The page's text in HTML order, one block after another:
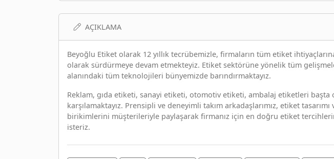
AÇIKLAMA
Beyoğlu Etiket olarak 12 yıllık tecrübemizle, firmaların tüm etiket
olarak sürdürmeye devam etmekteyiz. Etiket sektörüne yönelik tüm
alanındaki tüm teknolojileri bünyemizde barındırmaktayız.
Reklam, gıda etiketi, sanayi etiketi, otomotiv etiketi, ambalaj etiketleri başta
karşılamaktayız. Prensipli ve deneyimli takım arkadaşlarımız, etiket
birikimlerini müşterileriyle paylaşarak firmanız için en doğru etiket
isteriz.